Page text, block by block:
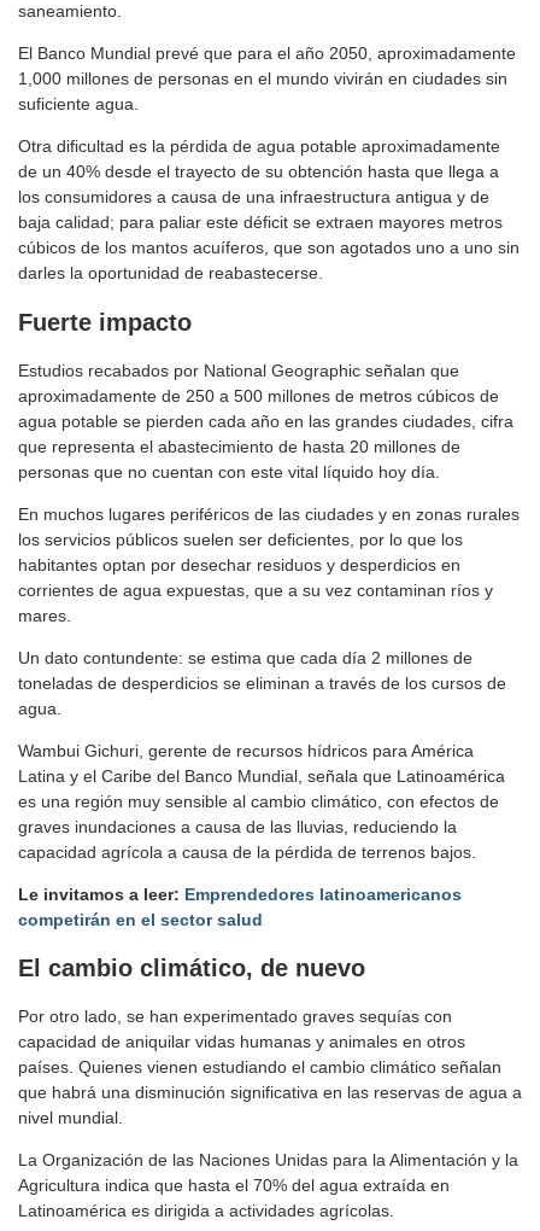
saneamiento.
El Banco Mundial prevé que para el año 2050, aproximadamente
1,000 millones de personas en el mundo vivirán en ciudades sin
suficiente agua.
Otra dificultad es la pérdida de agua potable aproximadamente
de un 40% desde el trayecto de su obtención hasta que llega a
los consumidores a causa de una infraestructura antigua y de
baja calidad; para paliar este déficit se extraen mayores metros
cúbicos de los mantos acuíferos, que son agotados uno a uno sin
darles la oportunidad de reabastecerse.
Fuerte impacto
Estudios recabados por National Geographic señalan que
aproximadamente de 250 a 500 millones de metros cúbicos de
agua potable se pierden cada año en las grandes ciudades, cifra
que representa el abastecimiento de hasta 20 millones de
personas que no cuentan con este vital líquido hoy día.
En muchos lugares periféricos de las ciudades y en zonas rurales
los servicios públicos suelen ser deficientes, por lo que los
habitantes optan por desechar residuos y desperdicios en
corrientes de agua expuestas, que a su vez contaminan ríos y
mares.
Un dato contundente: se estima que cada día 2 millones de
toneladas de desperdicios se eliminan a través de los cursos de
agua.
Wambui Gichuri, gerente de recursos hídricos para América
Latina y el Caribe del Banco Mundial, señala que Latinoamérica
es una región muy sensible al cambio climático, con efectos de
graves inundaciones a causa de las lluvias, reduciendo la
capacidad agrícola a causa de la pérdida de terrenos bajos.
Le invitamos a leer: Emprendedores latinoamericanos
competirán en el sector salud
El cambio climático, de nuevo
Por otro lado, se han experimentado graves sequías con
capacidad de aniquilar vidas humanas y animales en otros
países. Quienes vienen estudiando el cambio climático señalan
que habrá una disminución significativa en las reservas de agua a
nivel mundial.
La Organización de las Naciones Unidas para la Alimentación y la
Agricultura indica que hasta el 70% del agua extraída en
Latinoamérica es dirigida a actividades agrícolas.